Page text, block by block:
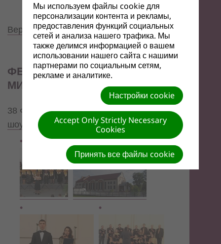
Вернуться к фотоальбомам
ФЕСТИВАЛЬ "ЗВУКИ НЕБА",
МИНСК, 2015
38 Фото | 7.01 МБ |Просмотр слайд-
шоу
Мы используем файлы cookie для
персонализации контента и рекламы,
предоставления функций социальных
сетей и анализа нашего трафика. Мы
также делимся информацией о вашем
использовании нашего сайта с нашими
партнерами по социальным сетям,
рекламе и аналитике.
Настройки cookie
Accept Only Strictly Necessary
Cookies
Принять все файлы cookie